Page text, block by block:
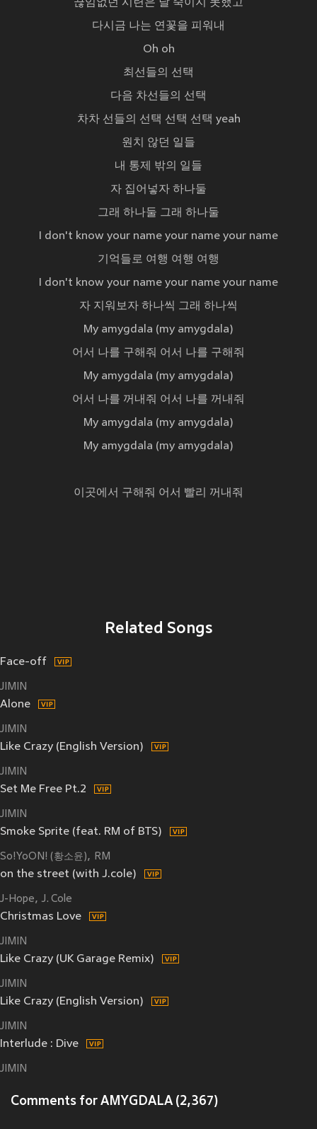
끊임없던 시련은 날 죽이지 못했고
다시금 나는 연꽃을 피워내
Oh oh
최선들의 선택
다음 차선들의 선택
차차 선들의 선택 선택 선택 yeah
원치 않던 일들
내 통제 밖의 일들
자 집어넣자 하나둘
그래 하나둘 그래 하나둘
I don't know your name your name your name
기억들로 여행 여행 여행
I don't know your name your name your name
자 지워보자 하나씩 그래 하나씩
My amygdala (my amygdala)
어서 나를 구해줘 어서 나를 구해줘
My amygdala (my amygdala)
어서 나를 꺼내줘 어서 나를 꺼내줘
My amygdala (my amygdala)
My amygdala (my amygdala)
이곳에서 구해줘 어서 빨리 꺼내줘
Related Songs
Face-off
JIMIN
Alone
JIMIN
Like Crazy (English Version)
JIMIN
Set Me Free Pt.2
JIMIN
Smoke Sprite (feat. RM of BTS)
So!YoON! (황소윤) RM
on the street (with J.cole)
J-Hope J. Cole
Christmas Love
JIMIN
Like Crazy (UK Garage Remix)
JIMIN
Like Crazy (English Version)
JIMIN
Interlude : Dive
JIMIN
Comments for AMYGDALA (2,367)